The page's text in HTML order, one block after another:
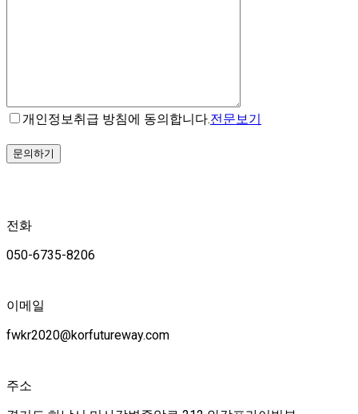
개인정보취급 방침에 동의합니다.전문보기
전화
050-6735-8206
이메일
fwkr2020@korfutureway.com
주소